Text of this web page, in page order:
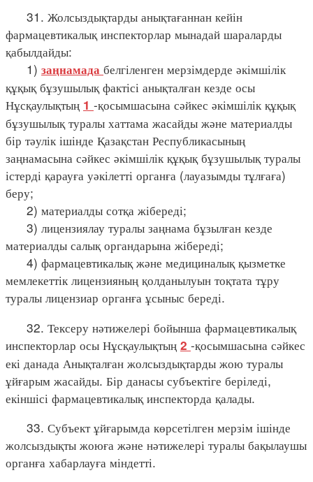
31. Жолсыздықтарды анықтағаннан кейін
фармацевтикалық инспекторлар мынадай шараларды
қабылдайды:
1) заңнамада белгіленген мерзімдерде әкімшілік
құқық бұзушылық фактісі анықталған кезде осы
Нұсқаулықтың 1 -қосымшасына сәйкес әкімшілік құқық
бұзушылық туралы хаттама жасайды және материалды
бір тәулік ішінде Қазақстан Республикасының
заңнамасына сәйкес әкімшілік құқық бұзушылық туралы
істерді қарауға уәкілетті органға (лауазымды тұлғаға)
беру;
2) материалды сотқа жібереді;
3) лицензиялау туралы заңнама бұзылған кезде
материалды салық органдарына жібереді;
4) фармацевтикалық және медициналық қызметке
мемлекеттік лицензияның қолданылуын тоқтата тұру
туралы лицензиар органға ұсыныс береді.
32. Тексеру нәтижелері бойынша фармацевтикалық
инспекторлар осы Нұсқаулықтың 2 -қосымшасына сәйкес
екі данада Анықталған жолсыздықтарды жою туралы
ұйғарым жасайды. Бір данасы субъектіге беріледі,
екіншісі фармацевтикалық инспекторда қалады.
33. Субъект ұйғарымда көрсетілген мерзім ішінде
жолсыздықты жоюға және нәтижелері туралы бақылаушы
органға хабарлауға міндетті.